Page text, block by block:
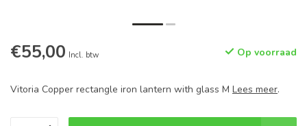
€55,00 Incl. btw Op voorraad
Vitoria Copper rectangle iron lantern with glass M Lees meer.